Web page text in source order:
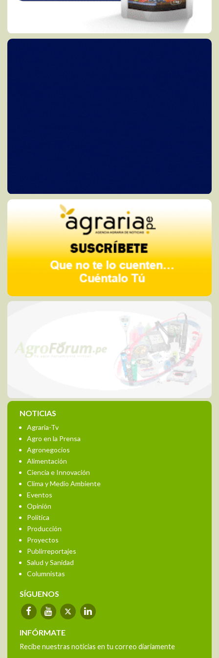
NOTICIAS
Agraria-Tv
Agro en la Prensa
Agronegocios
Alimentación
Ciencia e Innovación
Clima y Medio Ambiente
Eventos
Opinión
Política
Producción
Proyectos
Publirreportajes
Salud y Sanidad
Columnistas
SÍGUENOS
INFÓRMATE
Recibe nuestras noticias en tu correo diariamente